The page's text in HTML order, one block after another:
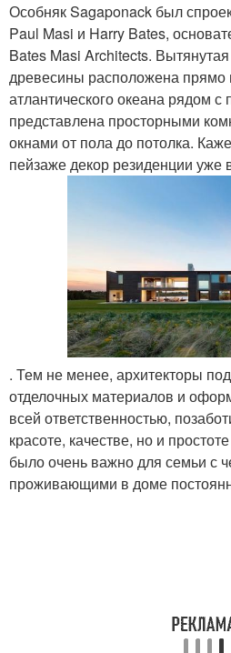
Особняк Sagaponack был
Paul Masi и Harry Bates,
Bates Masi Architects. Вытянутая
древесины расположена прямо
атлантического океана рядом
представлена просторными
окнами от пола до потолка.
пейзаже декор резиденции уже
. Тем не менее, архитекторы
отделочных материалов и
всей ответственностью,
красоте, качестве, но и
было очень важно для семьи с
проживающими в доме